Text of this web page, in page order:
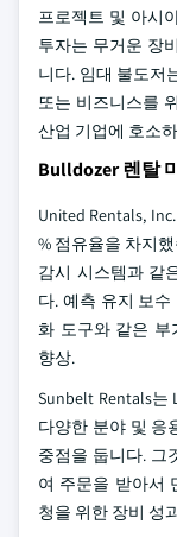
프로젝트 및 아시
투자는 무거운 장
니다. 임대 불도저
또는 비즈니스를
산업 기업에 호소
Bulldozer 렌탈
United Rentals,
% 점유율을 차지했
감시 시스템과 같
다. 예측 유지 보
화 도구와 같은 부
향상.
Sunbelt Rentals는
다양한 분야 및 응
중점을 둡니다. 그
여 주문을 받아서
청을 위한 장비 성